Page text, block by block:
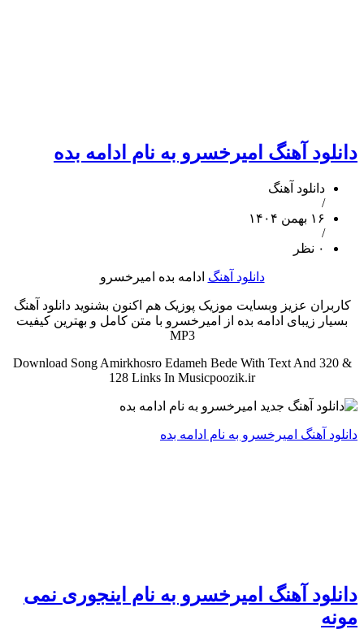
دانلود آهنگ امیرخسرو به نام ادامه بده
دانلود آهنگ
/
۱۶ بهمن ۱۴۰۴
/
۰ نظر
دانلود آهنگ ادامه بده امیرخسرو
کاربران عزیز وبسایت موزیک پوزیک هم اکنون بشنوید دانلود آهنگ
بسیار زیبای ادامه بده از امیرخسرو با متن کامل و بهترین کیفیت
MP3
Download Song Amirkhosro Edameh Bede With Text And 320 &
128 Links In Musicpoozik.ir
دانلود آهنگ امیرخسرو به نام ادامه بده
دانلود آهنگ امیرخسرو به نام اینجوری نمی
مونه